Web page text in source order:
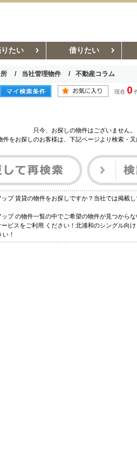
たい 借りたい
当社管理物件 不動産コラム
部屋探しコラム 賃貸管理コラム
現在 0
只今、お探しの物件はございません。
件をお探しのお客様は、下記ページより検索・又
プ 賃貸の物件をお探しですか？当社では掲載
プ の物件一覧の中でご希望の物件が見つから
ビスをご利用 ください！北浦和のシングル向
！